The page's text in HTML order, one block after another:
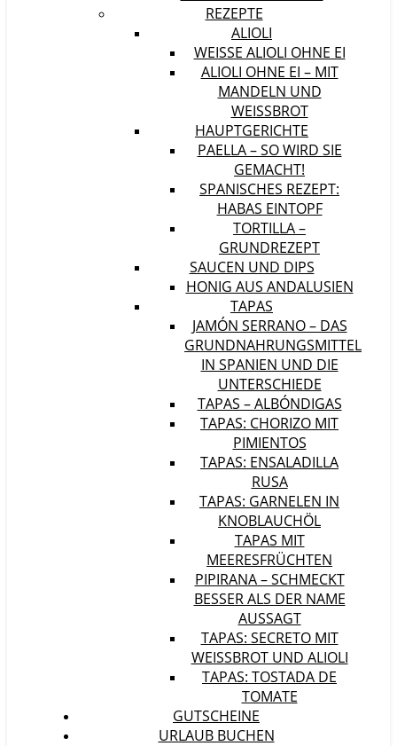
REZEPTE
ALIOLI
WEISSE ALIOLI OHNE EI
ALIOLI OHNE EI – MIT
MANDELN UND
WEISSBROT
HAUPTGERICHTE
PAELLA – SO WIRD SIE
GEMACHT!
SPANISCHES REZEPT:
HABAS EINTOPF
TORTILLA –
GRUNDREZEPT
SAUCEN UND DIPS
HONIG AUS ANDALUSIEN
TAPAS
JAMÓN SERRANO – DAS
GRUNDNAHRUNGSMITTEL
IN SPANIEN UND DIE
UNTERSCHIEDE
TAPAS – ALBÓNDIGAS
TAPAS: CHORIZO MIT
PIMIENTOS
TAPAS: ENSALADILLA
RUSA
TAPAS: GARNELEN IN
KNOBLAUCHÖL
TAPAS MIT
MEERESFRÜCHTEN
PIPIRANA – SCHMECKT
BESSER ALS DER NAME
AUSSAGT
TAPAS: SECRETO MIT
WEISSBROT UND ALIOLI
TAPAS: TOSTADA DE
TOMATE
GUTSCHEINE
URLAUB BUCHEN